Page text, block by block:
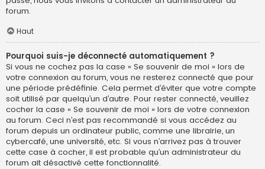
forum.
Haut
Pourquoi suis-je déconnecté automatiquement ?
Si vous ne cochez pas la case « Se souvenir de moi » lors de
votre connexion au forum, vous ne resterez connecté que pour
une période prédéfinie. Cela permet d’éviter que votre compte
soit utilisé par quelqu’un d’autre. Pour rester connecté, veuillez
cocher la case « Se souvenir de moi » lors de votre connexion
au forum. Ceci n’est pas recommandé si vous accédez au
forum depuis un ordinateur public, comme une librairie, un
cybercafé, une université, etc. Si vous n’arrivez pas à trouver
cette case à cocher, il est probable qu’un administrateur du
forum ait désactivé cette fonctionnalité.